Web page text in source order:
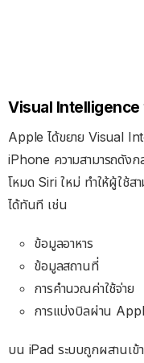
Visual Intelligence
Apple ได้ขยาย Visual
iPhone ความสามารถดัง
โหมด Siri ใหม่ ทำให้ผู้ใช้ส
ได้ทันที เช่น
ข้อมูลอาหาร
ข้อมูลสถานที่
การคำนวณค่าใช้จ่าย
การแบ่งบิลผ่าน
บน iPad ระบบถูกผสานเ